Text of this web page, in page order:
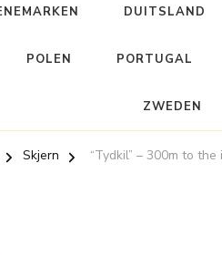
DUITSLAND
POLEN PORTUGAL
ZWEDEN
Skjern “Tydkil” – 300m to